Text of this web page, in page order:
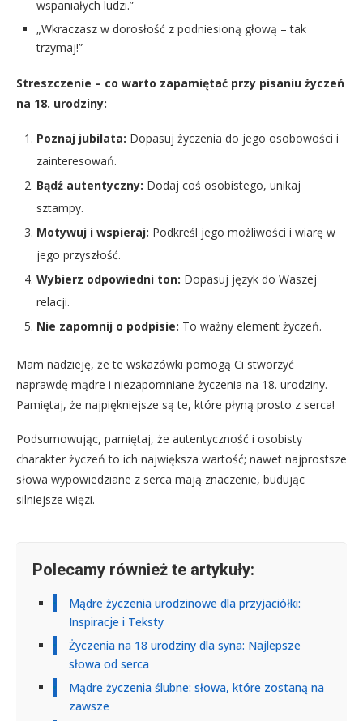
wspaniałych ludzi.”
„Wkraczasz w dorosłość z podniesioną głową – tak
trzymaj!”
Streszczenie – co warto zapamiętać przy pisaniu życzeń
na 18. urodziny:
Poznaj jubilata: Dopasuj życzenia do jego osobowości i
zainteresowań.
Bądź autentyczny: Dodaj coś osobistego, unikaj
sztampy.
Motywuj i wspieraj: Podkreśl jego możliwości i wiarę w
jego przyszłość.
Wybierz odpowiedni ton: Dopasuj język do Waszej
relacji.
Nie zapomnij o podpisie: To ważny element życzeń.
Mam nadzieję, że te wskazówki pomogą Ci stworzyć
naprawdę mądre i niezapomniane życzenia na 18. urodziny.
Pamiętaj, że najpiękniejsze są te, które płyną prosto z serca!
Podsumowując, pamiętaj, że autentyczność i osobisty
charakter życzeń to ich największa wartość; nawet najprostsze
słowa wypowiedziane z serca mają znaczenie, budując
silniejsze więzi.
Polecamy również te artykuły:
Mądre życzenia urodzinowe dla przyjaciółki:
Inspiracje i Teksty
Życzenia na 18 urodziny dla syna: Najlepsze
słowa od serca
Mądre życzenia ślubne: słowa, które zostaną na
zawsze